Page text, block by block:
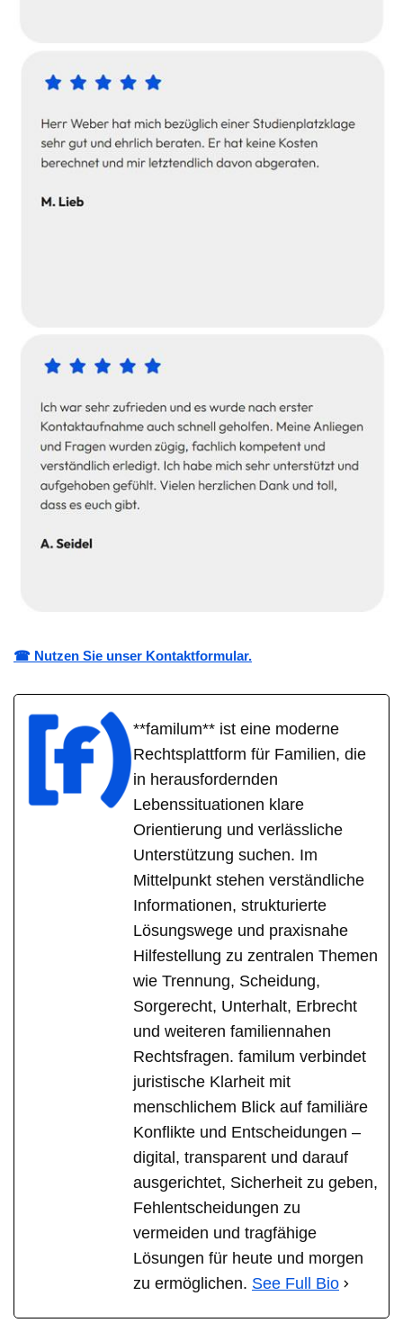
☎ Nutzen Sie unser Kontaktformular.
**familum** ist eine moderne
Rechtsplattform für Familien, die
in herausfordernden
Lebenssituationen klare
Orientierung und verlässliche
Unterstützung suchen. Im
Mittelpunkt stehen verständliche
Informationen, strukturierte
Lösungswege und praxisnahe
Hilfestellung zu zentralen Themen
wie Trennung, Scheidung,
Sorgerecht, Unterhalt, Erbrecht
und weiteren familiennahen
Rechtsfragen. familum verbindet
juristische Klarheit mit
menschlichem Blick auf familiäre
Konflikte und Entscheidungen –
digital, transparent und darauf
ausgerichtet, Sicherheit zu geben,
Fehlentscheidungen zu
vermeiden und tragfähige
Lösungen für heute und morgen
zu ermöglichen. See Full Bio